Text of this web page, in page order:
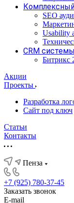
SEO
Usability
CRM системы
Битрикс
Акции
Проекты
Разработка
Сайт под ключ
Статьи
Контакты
Пенза
+7 (925) 780-37-45
Заказать звонок
E-mail